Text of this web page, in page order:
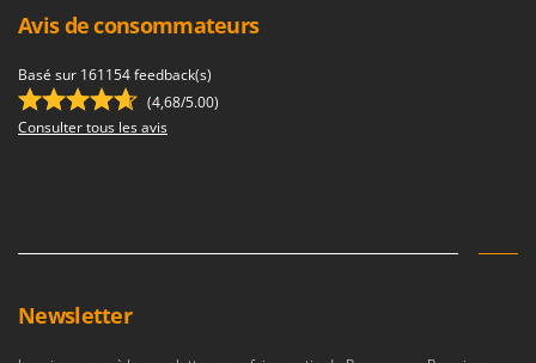
Avis de consommateurs
Basé sur 161154 feedback(s)
(4,68/5.00)
Consulter tous les avis
Newsletter